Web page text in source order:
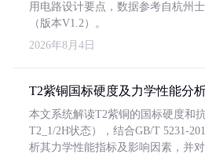
用电路设计要点，数据参考自杭州
（版本V1.2）。
2026年8月4日
T2紫铜国标硬度及力学性能分
本文系统解读T2紫铜的国标硬度和
T2_1/2H状态），结合GB/T 5231-
析其力学性能指标及影响因素，并